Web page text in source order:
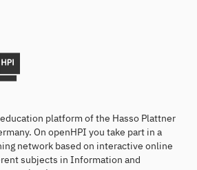
platform of the Hasso Plattner
On openHPI you take part in a
network based on interactive online
subjects in Information and